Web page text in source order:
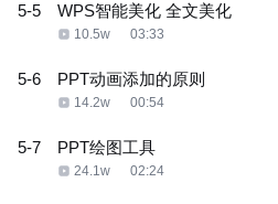
5-5 WPS智能美化 全文美化
10.5w 03:33
5-6 PPT动画添加的原则
14.2w 00:54
5-7 PPT绘图工具
24.1w 02:24